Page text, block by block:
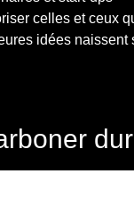
celles et ceux
idées